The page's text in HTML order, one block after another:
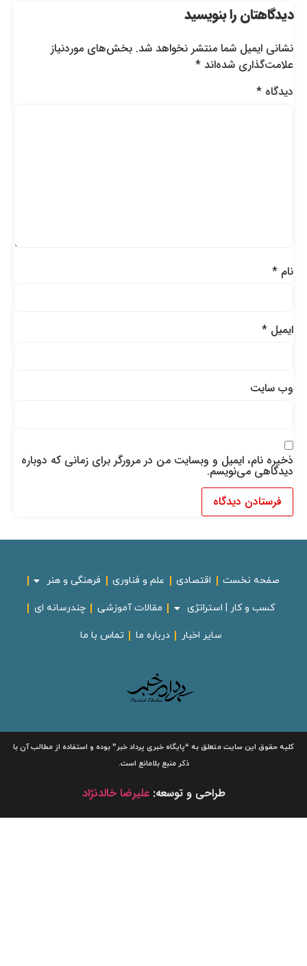
دیدگاهتان را بنویسید
نشانی ایمیل شما منتشر نخواهد شد. بخش‌های موردنیاز
علامت‌گذاری شده‌اند*
دیدگاه*
نام*
ایمیل*
وب‌ سایت
ذخیره نام، ایمیل و وبسایت من در مرورگر برای زمانی که دوباره
دیدگاهی می‌نویسم.
صفحه نخست اقتصادی علم و فناوری فرهنگی و هنر
کسب و کار | استراتژی مقالات آموزشی چندرسانه ای
سایر اخبار درباره ما تماس با ما
کلیه حقوق این سایت متعلق به“پایگاه خبریپرداد خبر”بوده و استفاده از مطالب آن با
ذکر منبع بلامانع است.
طراحی و توسعه:علیرضا خالدنژاد